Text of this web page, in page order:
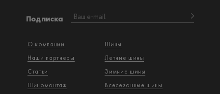
О компании
Наши партнеры
Статьи
Шиномонтаж
Шины
Летние шины
Зимние шины
Всесезонные шины
Подписка